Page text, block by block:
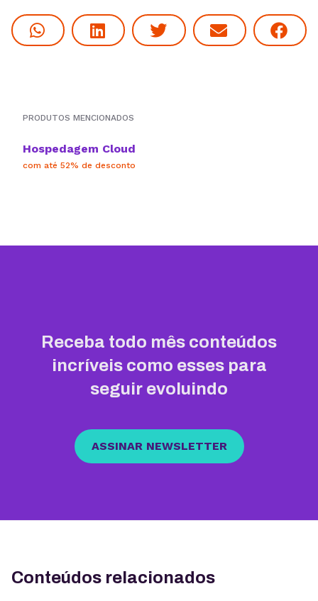
PRODUTOS MENCIONADOS
Hospedagem Cloud
com até 52% de desconto
Receba todo mês conteúdos
incríveis como esses para
seguir evoluindo
ASSINAR NEWSLETTER
Conteúdos relacionados